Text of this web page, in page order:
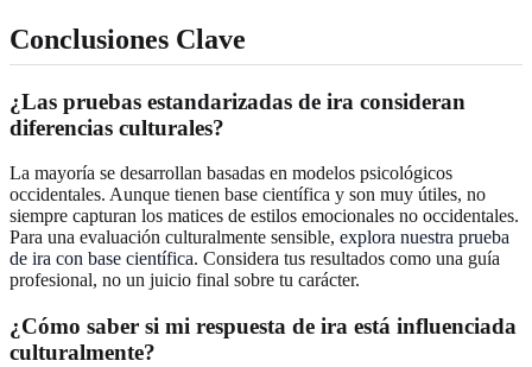
Conclusiones Clave
¿Las pruebas estandarizadas de ira consideran
diferencias culturales?
La mayoría se desarrollan basadas en modelos psicológicos
occidentales. Aunque tienen base científica y son muy útiles, no
siempre capturan los matices de estilos emocionales no occidentales.
Para una evaluación culturalmente sensible, explora nuestra prueba
de ira con base científica. Considera tus resultados como una guía
profesional, no un juicio final sobre tu carácter.
¿Cómo saber si mi respuesta de ira está influenciada
culturalmente?